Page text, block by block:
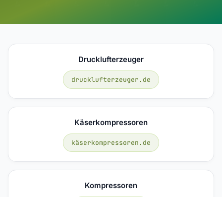
Drucklufterzeuger
drucklufterzeuger.de
Käserkompressoren
käserkompressoren.de
Kompressoren